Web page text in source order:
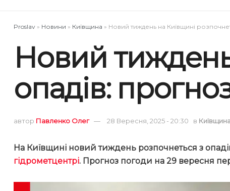
Proslav » Новини » Київщина » Новий тиждень на Київщині
Новий
опадів:
автор Павленко Олег 28 Вересня, 2025 - 20:30 в
На Київщині новий тиждень розпочнеться з
гідрометцентрі. Прогноз погоди на 29 вересня